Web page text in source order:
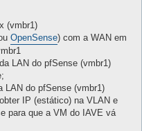
(vmbr1)
OpenSense) com a WAN em
LAN do pfSense (vmbr1)
LAN do pfSense (vmbr1)
IP (estático) na VLAN e
para que a VM do IAVE vá